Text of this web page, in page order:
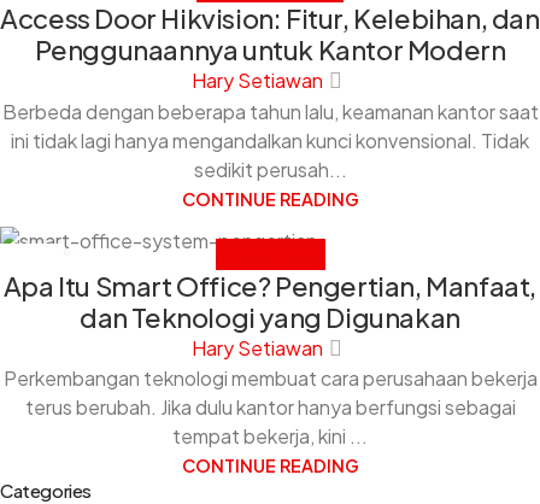
JUN
Access Door Hikvision: Fitur, Kelebihan, dan
Penggunaannya untuk Kantor Modern
Hary Setiawan
Berbeda dengan beberapa tahun lalu, keamanan kantor saat
ini tidak lagi hanya mengandalkan kunci konvensional. Tidak
sedikit perusah...
CONTINUE READING
MAY
Apa Itu Smart Office? Pengertian, Manfaat,
dan Teknologi yang Digunakan
Hary Setiawan
Perkembangan teknologi membuat cara perusahaan bekerja
terus berubah. Jika dulu kantor hanya berfungsi sebagai
tempat bekerja, kini ...
CONTINUE READING
Categories